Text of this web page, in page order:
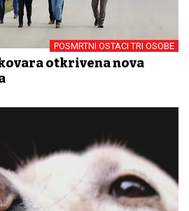
POSMRTNI OSTACI TRI OSOBE
otkrivena nova